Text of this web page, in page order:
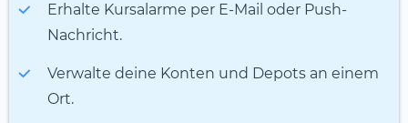
Erhalte Kursalarme per E-Mail oder Push-
Nachricht.
Verwalte deine Konten und Depots an einem
Ort.